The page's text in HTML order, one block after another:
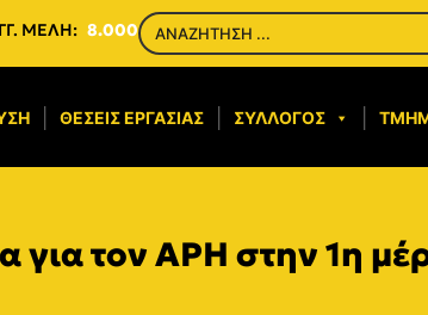
ΜΕΛΗ: 8.000
ΘΈΣΕΙΣ ΕΡΓΑΣΊΑΣ ΣΎΛΛΟΓΟΣ
για τον ΑΡΗ στην 1η